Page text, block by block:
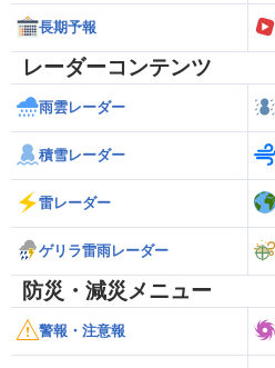
長期予報
レーダーコンテンツ
雨雲レーダー
積雪レーダー
雷レーダー
ゲリラ雷雨レーダー
防災・減災メニュー
警報・注意報